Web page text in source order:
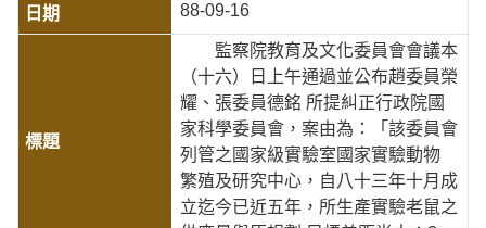
88-09-16
監察院教育及文化委員會會議本
（十六）日上午通過並公布趙委員榮
耀、張委員德銘 所提糾正行政院國
家科學委員會，案由為：「該委員會
列管之國家級實驗室國家實驗動物
繁殖及研究中心，自八十三年十月成
立迄今已近五年，所生產實驗老鼠之